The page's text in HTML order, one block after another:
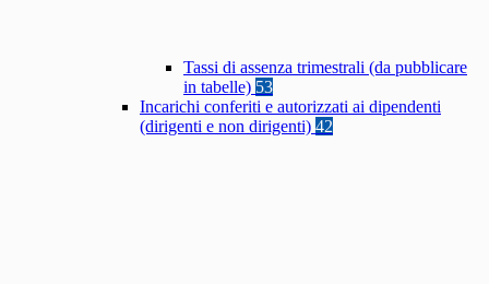
Tassi di assenza trimestrali (da pubblicare
in tabelle) 53
Incarichi conferiti e autorizzati ai dipendenti
(dirigenti e non dirigenti) 42